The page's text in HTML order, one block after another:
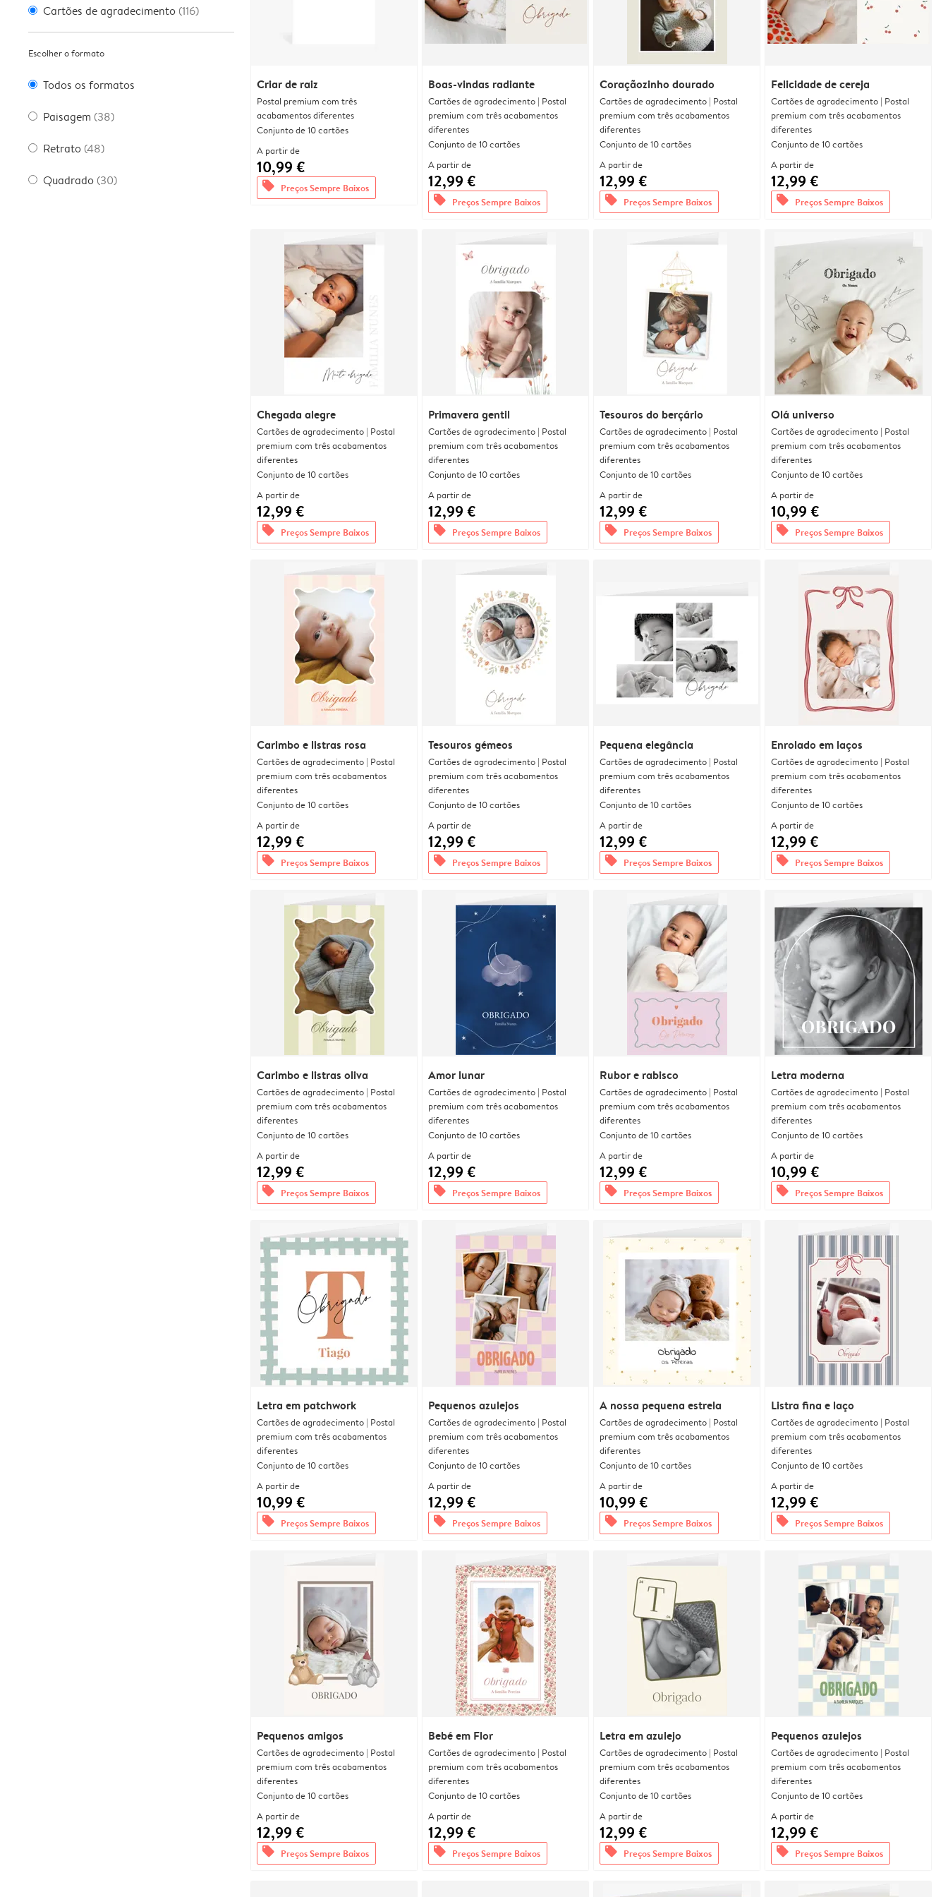
Cartões de agradecimento (116)
Escolher o formato
Todos os formatos
Paisagem (38)
Retrato (48)
Quadrado (30)
Criar de raiz
Postal premium com três
acabamentos diferentes
Conjunto de 10 cartões
A partir de
10,99 €
offers Preços Sempre Baixos
Boas-vindas radiante
Cartões de agradecimento | Postal
premium com três acabamentos
diferentes
Conjunto de 10 cartões
A partir de
12,99 €
offers Preços Sempre Baixos
Coraçãozinho dourado
Cartões de agradecimento | Postal
premium com três acabamentos
diferentes
Conjunto de 10 cartões
A partir de
12,99 €
offers Preços Sempre Baixos
Felicidade de cereja
Cartões de agradecimento | Postal
premium com três acabamentos
diferentes
Conjunto de 10 cartões
A partir de
12,99 €
offers Preços Sempre Baixos
Chegada alegre
Cartões de agradecimento | Postal
premium com três acabamentos
diferentes
Conjunto de 10 cartões
A partir de
12,99 €
offers Preços Sempre Baixos
Primavera gentil
Cartões de agradecimento | Postal
premium com três acabamentos
diferentes
Conjunto de 10 cartões
A partir de
12,99 €
offers Preços Sempre Baixos
Tesouros do berçário
Cartões de agradecimento | Postal
premium com três acabamentos
diferentes
Conjunto de 10 cartões
A partir de
12,99 €
offers Preços Sempre Baixos
Olá universo
Cartões de agradecimento | Postal
premium com três acabamentos
diferentes
Conjunto de 10 cartões
A partir de
10,99 €
offers Preços Sempre Baixos
Carimbo e listras rosa
Cartões de agradecimento | Postal
premium com três acabamentos
diferentes
Conjunto de 10 cartões
A partir de
12,99 €
offers Preços Sempre Baixos
Tesouros gémeos
Cartões de agradecimento | Postal
premium com três acabamentos
diferentes
Conjunto de 10 cartões
A partir de
12,99 €
offers Preços Sempre Baixos
Pequena elegância
Cartões de agradecimento | Postal
premium com três acabamentos
diferentes
Conjunto de 10 cartões
A partir de
12,99 €
offers Preços Sempre Baixos
Enrolado em laços
Cartões de agradecimento | Postal
premium com três acabamentos
diferentes
Conjunto de 10 cartões
A partir de
12,99 €
offers Preços Sempre Baixos
Carimbo e listras oliva
Cartões de agradecimento | Postal
premium com três acabamentos
diferentes
Conjunto de 10 cartões
A partir de
12,99 €
offers Preços Sempre Baixos
Amor lunar
Cartões de agradecimento | Postal
premium com três acabamentos
diferentes
Conjunto de 10 cartões
A partir de
12,99 €
offers Preços Sempre Baixos
Rubor e rabisco
Cartões de agradecimento | Postal
premium com três acabamentos
diferentes
Conjunto de 10 cartões
A partir de
12,99 €
offers Preços Sempre Baixos
Letra moderna
Cartões de agradecimento | Postal
premium com três acabamentos
diferentes
Conjunto de 10 cartões
A partir de
10,99 €
offers Preços Sempre Baixos
Letra em patchwork
Cartões de agradecimento | Postal
premium com três acabamentos
diferentes
Conjunto de 10 cartões
A partir de
10,99 €
offers Preços Sempre Baixos
Pequenos azulejos
Cartões de agradecimento | Postal
premium com três acabamentos
diferentes
Conjunto de 10 cartões
A partir de
12,99 €
offers Preços Sempre Baixos
A nossa pequena estrela
Cartões de agradecimento | Postal
premium com três acabamentos
diferentes
Conjunto de 10 cartões
A partir de
10,99 €
offers Preços Sempre Baixos
Listra fina e laço
Cartões de agradecimento | Postal
premium com três acabamentos
diferentes
Conjunto de 10 cartões
A partir de
12,99 €
offers Preços Sempre Baixos
Pequenos amigos
Cartões de agradecimento | Postal
premium com três acabamentos
diferentes
Conjunto de 10 cartões
A partir de
12,99 €
offers Preços Sempre Baixos
Bebé em Flor
Cartões de agradecimento | Postal
premium com três acabamentos
diferentes
Conjunto de 10 cartões
A partir de
12,99 €
offers Preços Sempre Baixos
Letra em azulejo
Cartões de agradecimento | Postal
premium com três acabamentos
diferentes
Conjunto de 10 cartões
A partir de
12,99 €
offers Preços Sempre Baixos
Pequenos azulejos
Cartões de agradecimento | Postal
premium com três acabamentos
diferentes
Conjunto de 10 cartões
A partir de
12,99 €
offers Preços Sempre Baixos